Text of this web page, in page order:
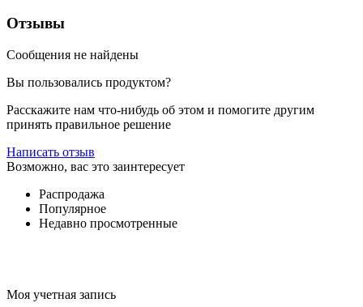
Отзывы
Сообщения не найдены
Вы пользовались продуктом?
Расскажите нам что-нибудь об этом и помогите другим
принять правильное решение
Написать отзыв
Возможно, вас это заинтересует
Распродажа
Популярное
Недавно просмотренные
Моя учетная запись